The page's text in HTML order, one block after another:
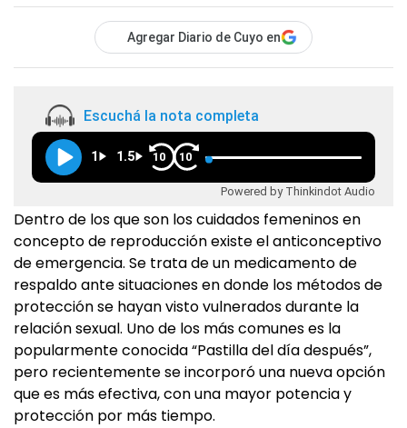
Agregar Diario de Cuyo en
Escuchá la nota completa
1 1.5 10 10
Powered by Thinkindot Audio
Dentro de los que son los cuidados femeninos en
concepto de reproducción existe el anticonceptivo
de emergencia. Se trata de un medicamento de
respaldo ante situaciones en donde los métodos de
protección se hayan visto vulnerados durante la
relación sexual. Uno de los más comunes es la
popularmente conocida “Pastilla del día después”,
pero recientemente se incorporó una nueva opción
que es más efectiva, con una mayor potencia y
protección por más tiempo.